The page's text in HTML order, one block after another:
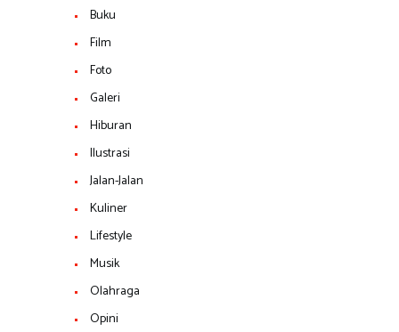
Buku
Film
Foto
Galeri
Hiburan
Ilustrasi
Jalan-Jalan
Kuliner
Lifestyle
Musik
Olahraga
Opini